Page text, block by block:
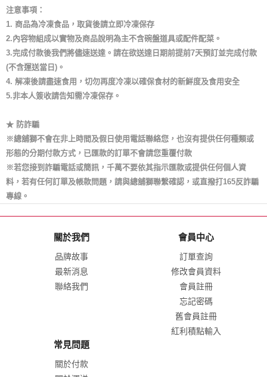
注意事項：
1. 商品為冷凍食品，取貨後請立即冷凍保存
2.內容物組成以實物及商品說明為主不含碗盤道具或配件配菜。
3.完成付款後我們將儘速送達。請在欲送達日期前提前7天預訂並完成付款
(不含運送當日)。
4. 解凍後請盡速食用，切勿再度冷凍以確保食材的新鮮度及食用安全
5.非本人簽收請告知需冷凍保存。
★ 防詐騙
※總舖獅不會在非上時間及假日使用電話聯絡您，也沒有提供任何種類或
形態的分期付款方式，已匯款的訂單不會請您重覆付款
※若您接到詐騙電話或簡訊，千萬不要依其指示匯款或提供任何個人資
料，若有任何訂單及帳款問題，請與總舖獅聯繫確認，或直撥打165反詐騙
專線。
關於我們
品牌故事
最新消息
聯絡我們
會員中心
訂單查詢
修改會員資料
會員註冊
忘記密碼
舊會員註冊
紅利積點輸入
常見問題
關於付款